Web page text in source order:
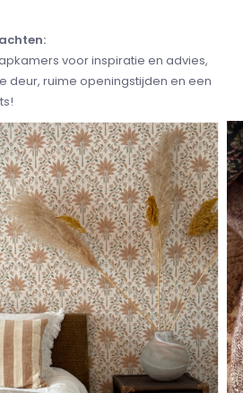
voor inspiratie en advies,
deur, ruime openingstijden en een